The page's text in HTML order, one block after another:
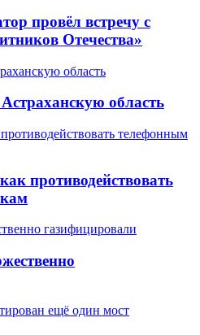
провёл встречу с
Отечества»
область
противодействовать